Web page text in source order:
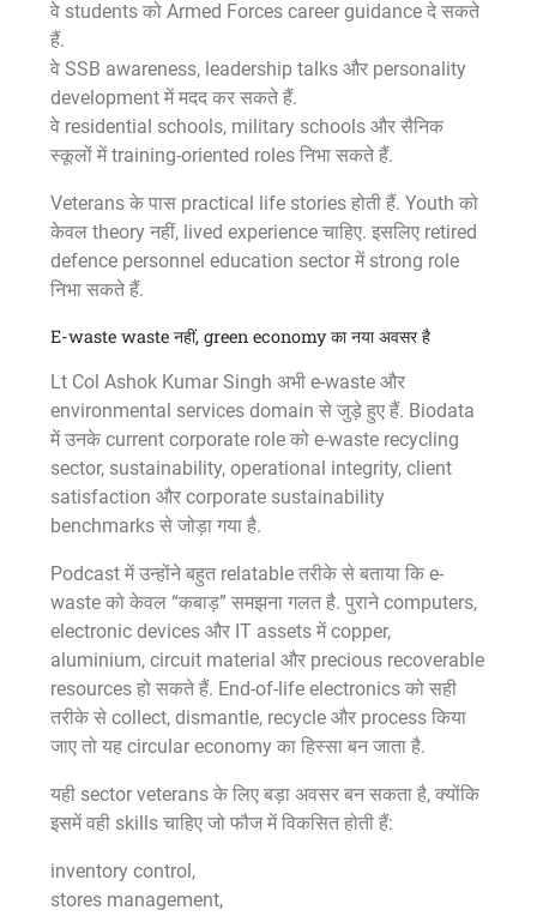
वे students को Armed Forces career guidance दे सकते
हैं.
वे SSB awareness, leadership talks और personality
development में मदद कर सकते हैं.
वे residential schools, military schools और सैनिक
स्कूलों में training-oriented roles निभा सकते हैं.
Veterans के पास practical life stories होती हैं. Youth को
केवल theory नहीं, lived experience चाहिए. इसलिए retired
defence personnel education sector में strong role
निभा सकते हैं.
E-waste waste नहीं, green economy का नया अवसर है
Lt Col Ashok Kumar Singh अभी e-waste और
environmental services domain से जुड़े हुए हैं. Biodata
में उनके current corporate role को e-waste recycling
sector, sustainability, operational integrity, client
satisfaction और corporate sustainability
benchmarks से जोड़ा गया है.
Podcast में उन्होंने बहुत relatable तरीके से बताया कि e-
waste को केवल “कबाड़” समझना गलत है. पुराने computers,
electronic devices और IT assets में copper,
aluminium, circuit material और precious recoverable
resources हो सकते हैं. End-of-life electronics को सही
तरीके से collect, dismantle, recycle और process किया
जाए तो यह circular economy का हिस्सा बन जाता है.
यही sector veterans के लिए बड़ा अवसर बन सकता है, क्योंकि
इसमें वही skills चाहिए जो फौज में विकसित होती हैं:
inventory control,
stores management,